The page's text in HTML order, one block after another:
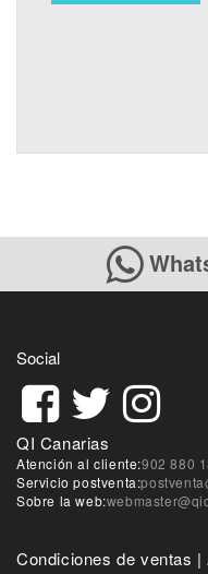
Social
QI Canarias
Atención al cliente:902 880
Servicio postventa:
Sobre la web:
Condiciones de ventas |